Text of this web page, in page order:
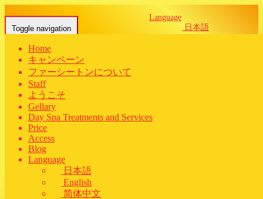
Language
日本語
Toggle navigation
Home
キャンペーン
ファーシートンについて
Staff
ようこそ
Gellary
Day Spa Treatments and Services
Price
Access
Blog
Language
日本語
English
简体中文
link
sabai
2018年10月18日
タイマッサージ
Home -タイマッサージ
サイト登録宣伝AUL
https://thai-kosiki.net/